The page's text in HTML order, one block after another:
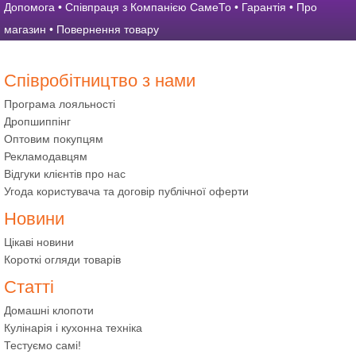
Допомога • Співпраця з Компанією СамеТо • Гарантія • Про
магазин • Повернення товару
Співробітництво з нами
Програма лояльності
Дропшиппінг
Оптовим покупцям
Рекламодавцям
Відгуки клієнтів про нас
Угода користувача та договір публічної оферти
Новини
Цікаві новини
Короткі огляди товарів
Статті
Домашні клопоти
Кулінарія і кухонна техніка
Тестуємо самі!